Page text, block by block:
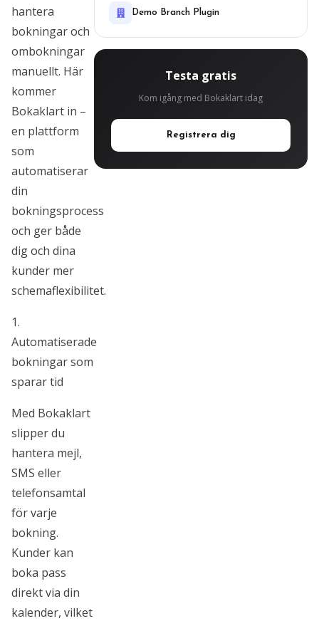
hantera
bokningar och
ombokningar
manuellt. Här
kommer
Bokaklart in –
en plattform
som
automatiserar
din
bokningsprocess
och ger både
dig och dina
kunder mer
schemaflexibilitet.
1.
Automatiserade
bokningar som
sparar tid
Med Bokaklart
slipper du
hantera mejl,
SMS eller
telefonsamtal
för varje
bokning.
Kunder kan
boka pass
direkt via din
kalender, vilket
Demo Branch Plugin
Testa gratis
Kom igång med Bokaklart idag
Registrera dig